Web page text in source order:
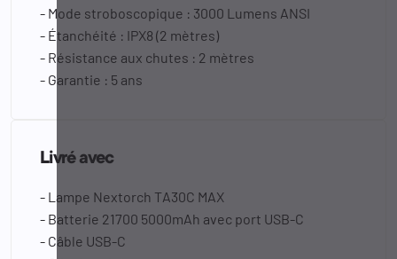
- Mode stroboscopique : 3000 Lumens ANSI
- Étanchéité : IPX8 (2 mètres)
- Résistance aux chutes : 2 mètres
- Garantie : 5 ans
Livré avec
- Lampe Nextorch TA30C MAX
- Batterie 21700 5000mAh avec port USB-C
- Câble USB-C